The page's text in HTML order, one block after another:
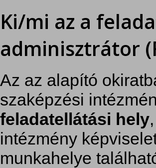
Ki/mi az a
adminisztrátor
Az az alapító
szaképzési
feladatellátási hely
intézmény
munkahelye